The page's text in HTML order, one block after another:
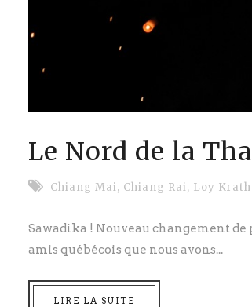
Le Nord de la
Chiang Mai, Chiang Rai, Loy
Sawadika ! Nouveau changement de
amis québécois que nous avons...
LIRE LA SUITE